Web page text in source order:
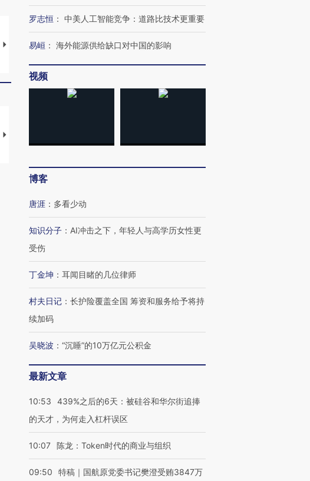
视线｜HYROX的吸金
心“花钱找虐”？
马航飞行员跨国走私7万
毒品
育部长拱下台
【推广】走进第四届链博
会，让数智科技“链”接产
【特别呈现】寻找100种
CFO：不靠规模取胜，华
罗志恒 ： 中美人工智能竞争：道路比技术更重要
易峘 ： 海外能源供给缺口对中国的影响
视频
博客
唐涯 ： 多看少动
知识分子 ： AI冲击之下，年轻人与高学历女性更
受伤
丁金坤 ： 耳闻目睹的几位律师
村夫日记 ： 长护险覆盖全国 筹资和服务给予将持
续加码
吴晓波 ： “沉睡”的10万亿元公积金
最新文章
10:53
439%之后的6天：被硅谷和华尔街追捧
的天才，为何走入杠杆误区
10:07 陈龙：Token时代的商业与组织
09:50
特稿｜国航原党委书记樊澄受贿3847万